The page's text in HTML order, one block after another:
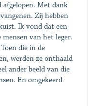
afgelopen. Met dank
Zij hebben
Ik vond dat een
van het leger.
die in de
werden ze onthaald
ander beeld van die
En omgekeerd